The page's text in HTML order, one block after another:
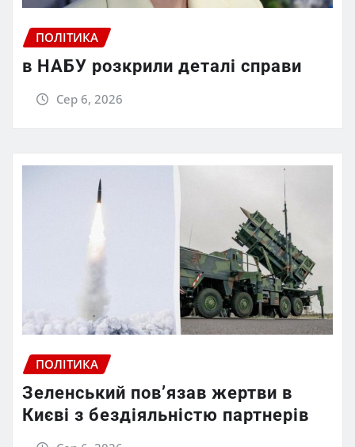
ПОЛІТИКА
в НАБУ розкрили деталі справи
Сер 6, 2026
ПОЛІТИКА
Зеленський пов’язав жертви в
Києві з бездіяльністю партнерів